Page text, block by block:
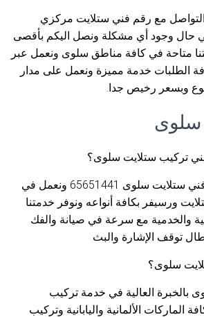
مع رقم فني ستلايت مركزي
65651441 في حال وجود أي مشكلة ونصل اليكم بأقصى
متاحة في كافة مناطق سلوى ونعمل عبر
الطلبات خدمة مميزة ونعمل على مدار
وبسعر رخيص جدا.
سلوى
تركيب ستلايت سلوى؟
نوفر لكم افضل رقم فني ستلايت سلوى 65651441 ونعمل في
ورسيفر بكافة أنواعه ونوفر خدمتنا
والخدمية مع سرعة في صيانة والفك
توقف الإشارة والبث
سلوى؟
بالخبرة العالية في خدمة تركيب
الماركات الألمانية واليابانية وتركيب